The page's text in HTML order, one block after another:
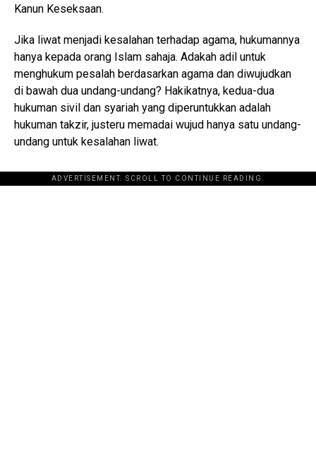
Kanun Keseksaan.
Jika liwat menjadi kesalahan terhadap agama, hukumannya
hanya kepada orang Islam sahaja. Adakah adil untuk
menghukum pesalah berdasarkan agama dan diwujudkan
di bawah dua undang-undang? Hakikatnya, kedua-dua
hukuman sivil dan syariah yang diperuntukkan adalah
hukuman takzir, justeru memadai wujud hanya satu undang-
undang untuk kesalahan liwat.
ADVERTISEMENT. SCROLL TO CONTINUE READING.